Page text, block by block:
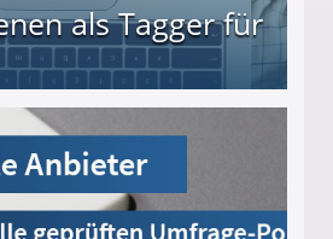
als Tagger für